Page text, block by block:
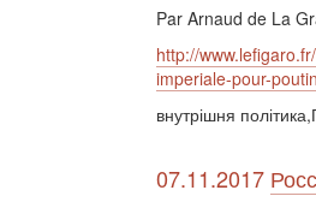
Par Arnaud de La
http://
imperiale-pour-
внутрішня
07.11.2017